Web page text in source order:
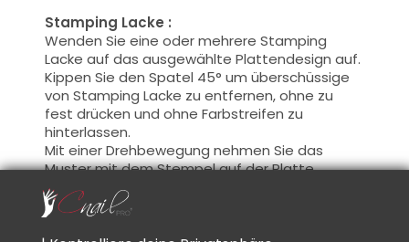
Stamping Lacke :
Wenden Sie eine oder mehrere Stamping
Lacke auf das ausgewählte Plattendesign auf.
Kippen Sie den Spatel 45° um überschüssige
von Stamping Lacke zu entfernen, ohne zu
fest drücken und ohne Farbstreifen zu
hinterlassen.
Mit einer Drehbewegung nehmen Sie das
Muster mit dem Stempel auf der Platte.
Sie müssen schnell sein, so dass der Lack
keine Zeithat
Sobald das Muster auf dem Stempel ist,